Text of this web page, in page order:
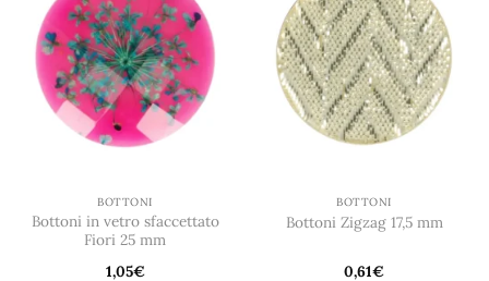
Le
opzioni
possono
essere
scelte
nella
pagina
prodotto
Le
opzioni
possono
essere
scelte
nella
pagina
prodotto
BOTTONI
Bottoni in vetro sfaccettato
Fiori 25 mm
1,05€
BOTTONI
Bottoni Zigzag 17,5 mm
0,61€